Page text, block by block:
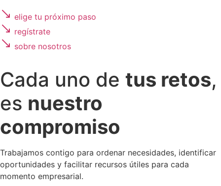
elige tu próximo paso
regístrate
sobre nosotros
Cada uno de tus retos,
es nuestro
compromiso
Trabajamos contigo para ordenar necesidades, identificar
oportunidades y facilitar recursos útiles para cada
momento empresarial.